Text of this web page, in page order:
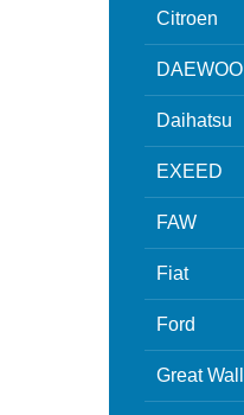
Citroen
DAEWOO
Daihatsu
EXEED
FAW
Fiat
Ford
Great Wall